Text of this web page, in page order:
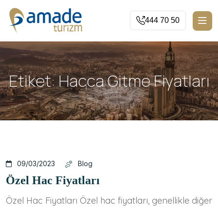
Etiket:Hacca Gitme Fiyatları
09/03/2023 Blog
Özel Hac Fiyatları
Özel Hac Fiyatları Özel hac fiyatları, genellikle diğer
444 70 50